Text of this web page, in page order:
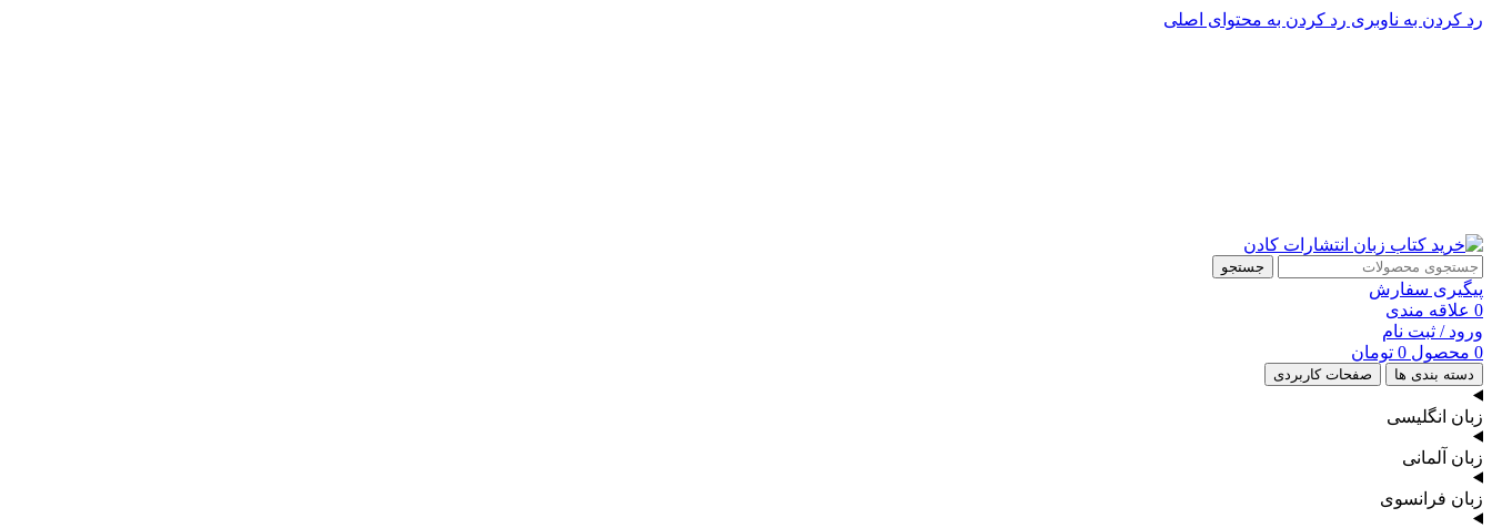
رد کردن به ناوبری رد کردن به محتوای اصلی
جستجو
پیگیری سفارش
0 علاقه مندی
ورود / ثبت نام
0 محصول 0 تومان
دسته بندی ها صفحات کاربردی
زبان انگلیسی
زبان آلمانی
زبان فرانسوی